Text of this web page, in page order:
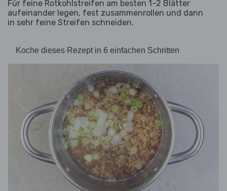
Für feine Rotkohlstreifen am besten 1–2 Blätter
aufeinander legen, fest zusammenrollen und dann
in sehr feine Streifen schneiden.
Koche dieses Rezept in 6 einfachen Schritten